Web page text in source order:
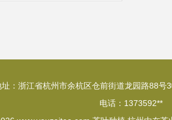
：浙江省杭州市余杭区仓前街道龙园路88号
电话：1373592**